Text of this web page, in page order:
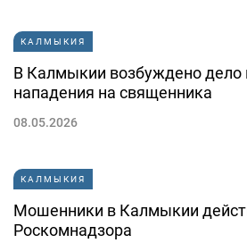
КАЛМЫКИЯ
В Калмыкии возбуждено дело
нападения на священника
08.05.2026
КАЛМЫКИЯ
Мошенники в Калмыкии
Роскомнадзора